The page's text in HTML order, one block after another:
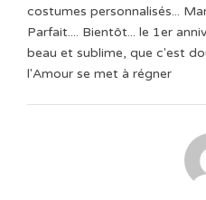
costumes personnalisés...
Parfait.... Bientôt... le 1er
beau et sublime, que c'est
l'Amour se met à régner